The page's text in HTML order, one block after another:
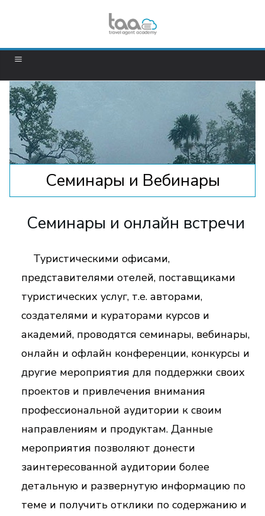
Семинары и Вебинары
Семинары и онлайн встречи
Туристическими офисами,
представителями отелей, поставщиками
туристических услуг, т.е. авторами,
создателями и кураторами курсов и
академий, проводятся семинары, вебинары,
онлайн и офлайн конференции, конкурсы и
другие мероприятия для поддержки своих
проектов и привлечения внимания
профессиональной аудитории к своим
направлениям и продуктам. Данные
мероприятия позволяют донести
заинтересованной аудитории более
детальную и развернутую информацию по
теме и получить отклики по содержанию и